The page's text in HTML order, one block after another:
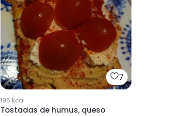
7
195 kcal
Tostadas de humus, queso